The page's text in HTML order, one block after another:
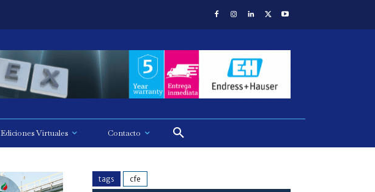
Ediciones Virtuales Contacto
tags cfe